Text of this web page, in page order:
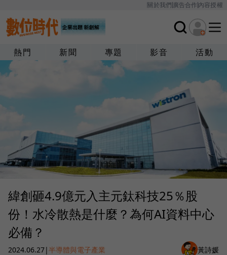
關於我們廣告合作內容授權
熱門 新聞 專題 影音 活動
緯創砸4.9億元入主元鈦科技25％股
份！水冷散熱是什麼？為何AI資料中心
必備？
2024.06.27|半導體與電子產業 黃詩媛